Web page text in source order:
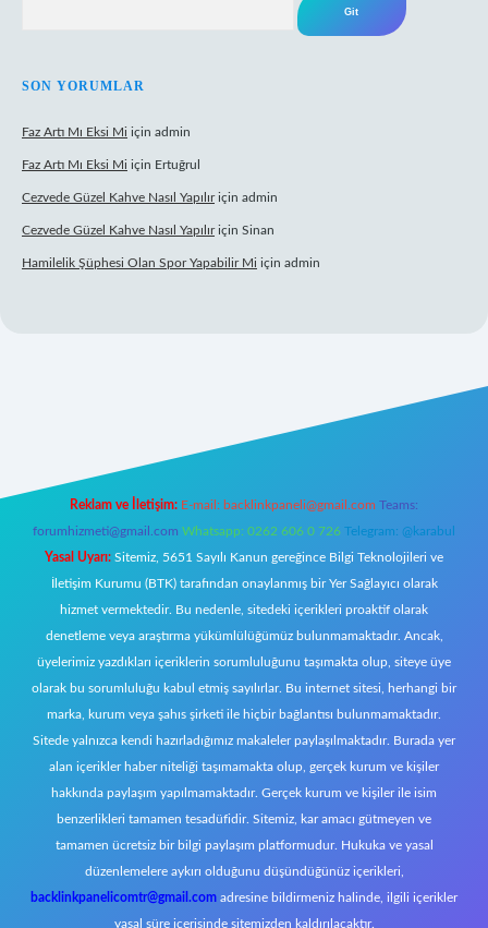
SON YORUMLAR
Faz Artı Mı Eksi Mi için admin
Faz Artı Mı Eksi Mi için Ertuğrul
Cezvede Güzel Kahve Nasıl Yapılıriçin admin
Cezvede Güzel Kahve Nasıl Yapılıriçin Sinan
Hamilelik Şüphesi Olan Spor Yapabilir Mi için admin
Reklam ve İletişim: E-mail: backlinkpaneli@gmail.com Teams:
forumhizmeti@gmail.com Whatsapp: 0262 606 0 726 Telegram: @karabul
Yasal Uyarı: Sitemiz, 5651 Sayılı Kanun gereğince Bilgi Teknolojileri ve
İletişim Kurumu (BTK) tarafından onaylanmış bir Yer Sağlayıcı olarak
hizmet vermektedir. Bu nedenle, sitedeki içerikleri proaktif olarak
denetleme veya araştırma yükümlülüğümüz bulunmamaktadır. Ancak,
üyelerimiz yazdıkları içeriklerin sorumluluğunu taşımakta olup, siteye üye
olarak bu sorumluluğu kabul etmiş sayılırlar. Bu internet sitesi, herhangi bir
marka, kurum veya şahıs şirketi ile hiçbir bağlantısı bulunmamaktadır.
Sitede yalnızca kendi hazırladığımız makaleler paylaşılmaktadır. Burada yer
alan içerikler haber niteliği taşımamakta olup, gerçek kurum ve kişiler
hakkında paylaşım yapılmamaktadır. Gerçek kurum ve kişiler ile isim
benzerlikleri tamamen tesadüfidir. Sitemiz, kar amacı gütmeyen ve
tamamen ücretsiz bir bilgi paylaşım platformudur. Hukuka ve yasal
düzenlemelere aykırı olduğunu düşündüğünüz içerikleri,
backlinkpanelicomtr@gmail.com adresine bildirmeniz halinde, ilgili içerikler
yasal süre içerisinde sitemizden kaldırılacaktır.